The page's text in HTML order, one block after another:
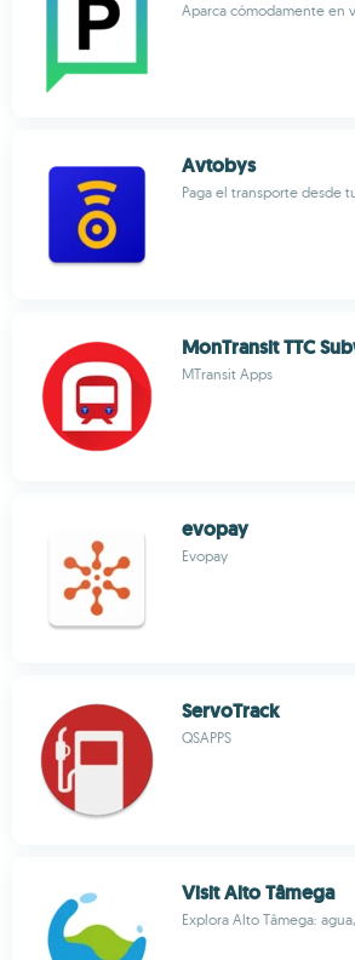
Aparca cómodamente en
Avtobys
Paga el transporte desde
MonTransit TTC
MTransit Apps
evopay
Evopay
ServoTrack
QSAPPS
Visit Alto Tâmega
Explora Alto Tâmega: